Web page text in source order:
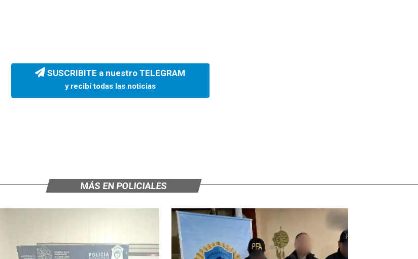
SUSCRIBITE a nuestro TELEGRAM
y recibí todas las noticias
MÁS EN POLICIALES